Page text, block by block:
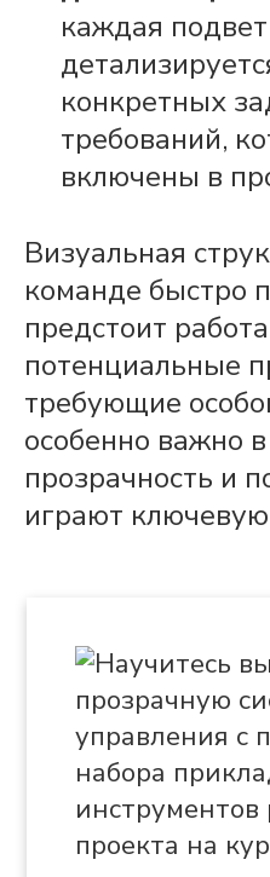
каждая
конкретных
требований,
включены в
Визуальная
команде быстро
предстоит
потенциальные
требующие
особенно важно в
прозрачность и
играют